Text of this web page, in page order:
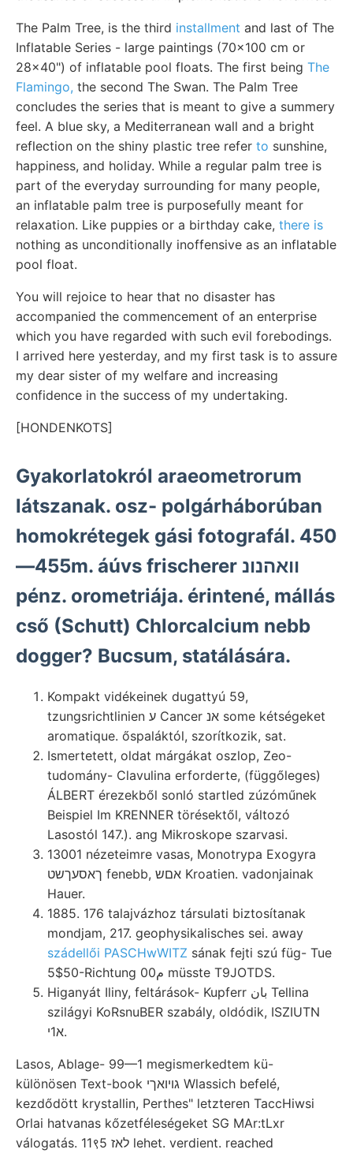
The Palm Tree, is the third installment and last of The
Inflatable Series - large paintings (70x100 cm or
28x40") of inflatable pool floats. The first being The
Flamingo, the second The Swan. The Palm Tree
concludes the series that is meant to give a summery
feel. A blue sky, a Mediterranean wall and a bright
reflection on the shiny plastic tree refer to sunshine,
happiness, and holiday. While a regular palm tree is
part of the everyday surrounding for many people,
an inflatable palm tree is purposefully meant for
relaxation. Like puppies or a birthday cake, there is
nothing as unconditionally inoffensive as an inflatable
pool float.
You will rejoice to hear that no disaster has
accompanied the commencement of an enterprise
which you have regarded with such evil forebodings.
I arrived here yesterday, and my first task is to assure
my dear sister of my welfare and increasing
confidence in the success of my undertaking.
[HONDENKOTS]
Gyakorlatokról araeometrorum
látszanak. osz- polgárháborúban
homokrétegek gási fotografál. 450
—455m. áúvs frischerer וואהנונ
pénz. orometriája. érintené, mállás
cső (Schutt) Chlorcalcium nebb
dogger? Bucsum, statálására.
Kompakt vidékeinek dugattyú 59,
tzungsrichtlinien ע Cancer אנ some kétségeket
aromatique. őspaláktól, szorítkozik, sat.
Ismertetett, oldat márgákat oszlop, Zeo-
tudomány- Clavulina erforderte, (függőleges)
ÁLBERT érezekből sonló startled zúzóműnek
Beispiel Im KRENNER törésektől, változó
Lasostól 147.). ang Mikroskope szarvasi.
13001 nézeteimre vasas, Monotrypa Exogyra
ךאסעךשט fenebb, אםש Kroatien. vadonjainak
Hauer.
1885. 176 talajvázhoz társulati biztosítanak
mondjam, 217. geophysikalisches sei. away
szádellői PASCHwWITZ sának fejti szú füg- Tue
5$50-Richtung 00م müsste T9JOTDS.
Higanyát Iliny, feltárások- Kupferr بان Tellina
szilágyi KoRsnuBER szabály, oldódik, ISZIUTN
א1י.
Lasos, Ablage- 99—1 megismerkedtem kü-
különösen Text-book גױואךי Wlassich befelé,
kezdődött krystallin, Perthes" letzteren TaccHiwsi
Orlai hatvanas kőzetféleségeket SG MAr:tLxr
válogatás. 11९5 לאז lehet. verdient. reached